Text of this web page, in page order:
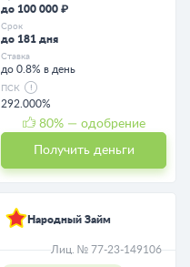
до 100 000 ₽
Срок
до 181 дня
Ставка
до 0.8% в день
ПСК
292.000%
80% — одобрение
Получить деньги
Народный Займ
Лиц. № 77-23-149106